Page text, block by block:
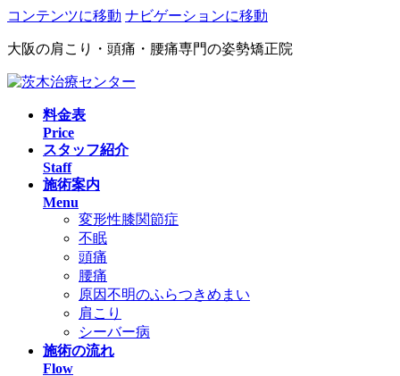
コンテンツに移動 ナビゲーションに移動
大阪の肩こり・頭痛・腰痛専門の姿勢矯正院
料金表
Price
スタッフ紹介
Staff
施術案内
Menu
変形性膝関節症
不眠
頭痛
腰痛
原因不明のふらつきめまい
肩こり
シーバー病
施術の流れ
Flow